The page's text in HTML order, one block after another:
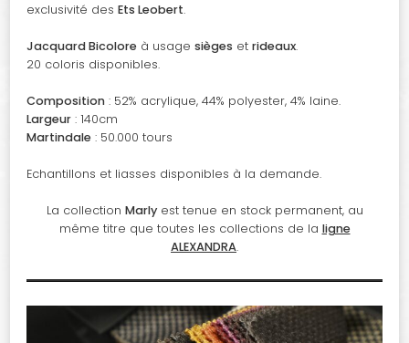
exclusivité des Ets Leobert.
Jacquard Bicolore à usage sièges et rideaux.
20 coloris disponibles.
Composition : 52% acrylique, 44% polyester, 4% laine.
Largeur : 140cm
Martindale : 50.000 tours
Echantillons et liasses disponibles à la demande.
La collection Marlyest tenue en stock permanent, au
même titre que toutes les collections de la ligne
ALEXANDRA.